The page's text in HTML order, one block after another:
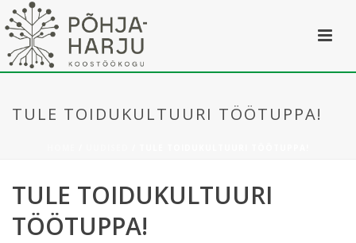
TULE TOIDUKULTUURI TÖÖTUPPA!
TULE TOIDUKULTUURI
TÖÖTUPPA!